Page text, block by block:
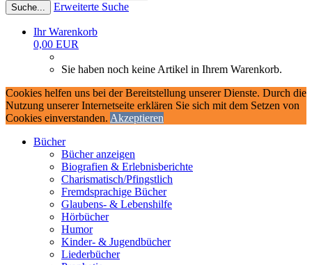
Suche... Erweiterte Suche
Ihr Warenkorb
0,00 EUR
Sie haben noch keine Artikel in Ihrem Warenkorb.
Cookies helfen uns bei der Bereitstellung unserer Dienste. Durch die
Nutzung unserer Internetseite erklären Sie sich mit dem Setzen von
Cookies einverstanden. Akzeptieren
Bücher
Bücher anzeigen
Biografien & Erlebnisberichte
Charismatisch/Pfingstlich
Fremdsprachige Bücher
Glaubens- & Lebenshilfe
Hörbücher
Humor
Kinder- & Jugendbücher
Liederbücher